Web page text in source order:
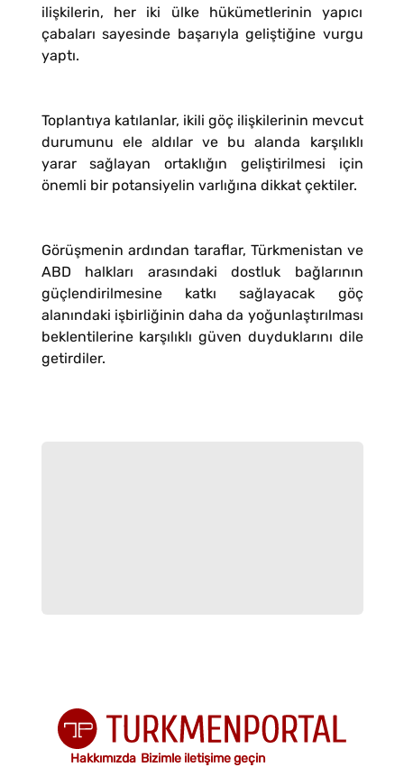
ilişkilerin, her iki ülke hükümetlerinin yapıcı
çabaları sayesinde başarıyla geliştiğine vurgu
yaptı.
Toplantıya katılanlar, ikili göç ilişkilerinin mevcut
durumunu ele aldılar ve bu alanda karşılıklı
yarar sağlayan ortaklığın geliştirilmesi için
önemli bir potansiyelin varlığına dikkat çektiler.
Görüşmenin ardından taraflar, Türkmenistan ve
ABD halkları arasındaki dostluk bağlarının
güçlendirilmesine katkı sağlayacak göç
alanındaki işbirliğinin daha da yoğunlaştırılması
beklentilerine karşılıklı güven duyduklarını dile
getirdiler.
Hakkımızda Bizimle iletişime geçin